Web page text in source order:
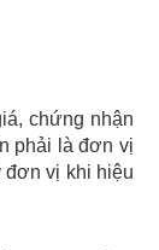
chứng nhận
phải là đơn vị
đơn vị khi hiệu